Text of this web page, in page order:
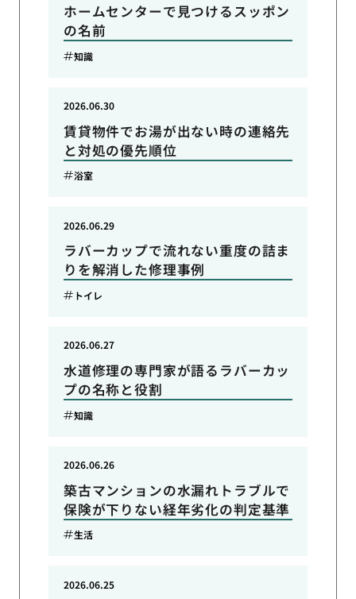
ホームセンターで見つけるスッポン
の名前
知識
賃貸物件でお湯が出ない時の連絡先
と対処の優先順位
2026.06.30
浴室
ラバーカップで流れない重度の詰ま
りを解消した修理事例
2026.06.29
トイレ
水道修理の専門家が語るラバーカッ
プの名称と役割
2026.06.27
知識
築古マンションの水漏れトラブルで
保険が下りない経年劣化の判定基準
2026.06.26
生活
2026.06.25